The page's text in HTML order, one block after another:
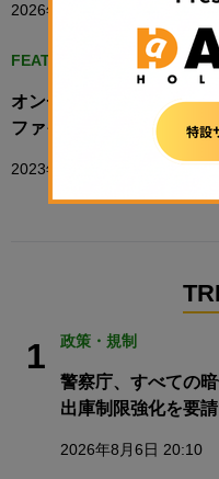
2026年7月13日 11:51
FEATURE
オンチェーン債券市場を
ファイナンス：メインネ
2023年12月15日 09:02
1 政策・規制
警察庁、すべての
出庫制限強化を要請
2026年8月6日 20:10